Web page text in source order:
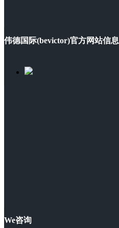
伟德国际(bevictor)官方网站信息
We咨询